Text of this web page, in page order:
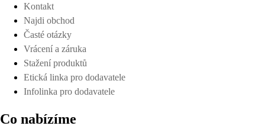
Kontakt
Najdi obchod
Časté otázky
Vrácení a záruka
Stažení produktů
Etická linka pro dodavatele
Infolinka pro dodavatele
Co nabízíme